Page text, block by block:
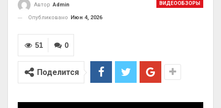
ВИДЕООБЗОРЫ
Автор Admin
Опубликовано
Июн 4, 2026
0
51
Поделится